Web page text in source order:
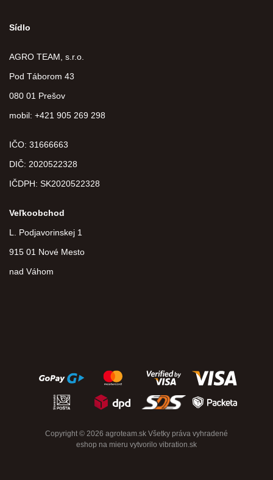
Sídlo
AGRO TEAM, s.r.o.
Pod Táborom 43
080 01 Prešov
mobil: +421 905 269 298
IČO: 31666663
DIČ: 2020522328
IČDPH: SK2020522328
Veľkoobchod
L. Podjavorinskej 1
915 01 Nové Mesto
nad Váhom
Copyright © 2026 agroteam.sk Všetky práva vyhradené
eshop na mieru vytvorilo vibration.sk